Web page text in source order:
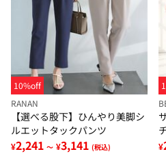
10%off
RANAN
【選べる股下】ひんやり美脚シ
ルエットタックパンツ
¥2,241 ～ ¥3,141 (税込) ¥